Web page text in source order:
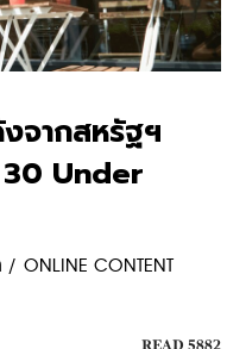
งจากสหรัฐฯ
30 Under
CONTENT
READ 5882